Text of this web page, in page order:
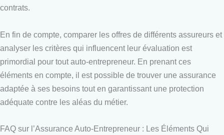
contrats.
En fin de compte, comparer les offres de différents assureurs et
analyser les critères qui influencent leur évaluation est
primordial pour tout auto-entrepreneur. En prenant ces
éléments en compte, il est possible de trouver une assurance
adaptée à ses besoins tout en garantissant une protection
adéquate contre les aléas du métier.
FAQ sur l’Assurance Auto-Entrepreneur : Les Éléments Qui